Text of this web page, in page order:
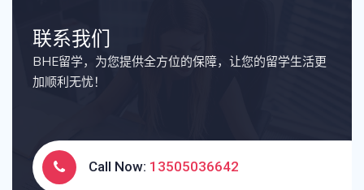
联系我们
BHE留学，为您提供全方位的保障，让您的留学生活更
加顺利无忧！
Call Now: 13505036642